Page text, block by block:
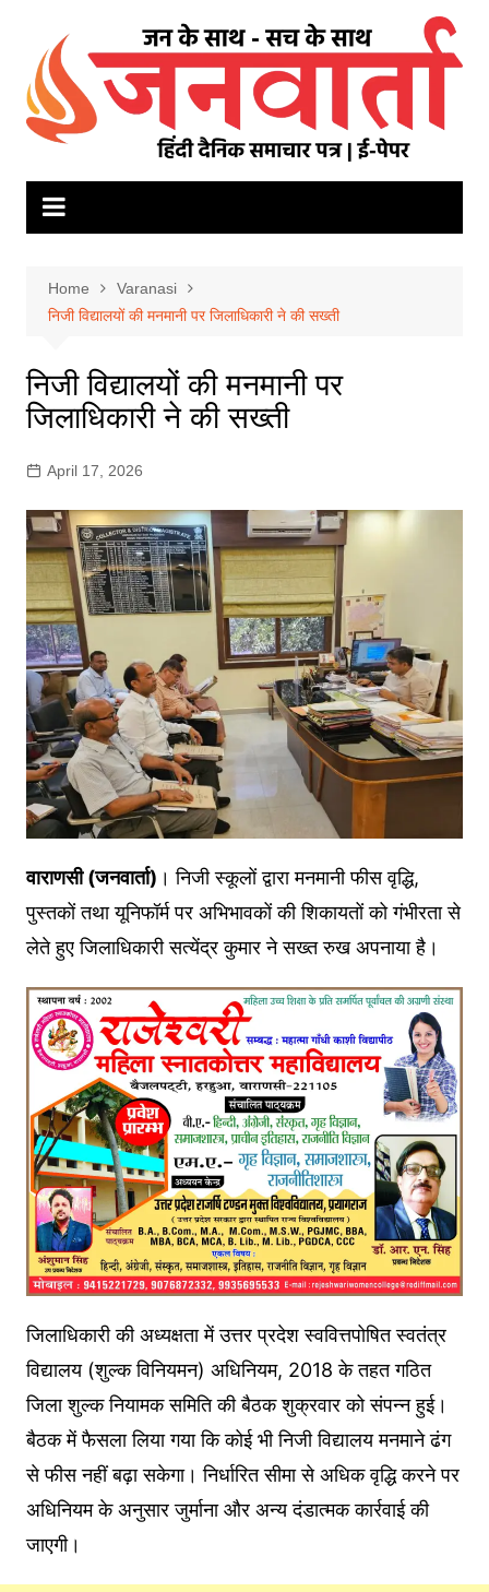
content
Home
Varanasi
निजी विद्यालयों की मनमानी पर जिलाधिकारी ने की सख्ती
निजी विद्यालयों की मनमानी पर
जिलाधिकारी ने की सख्ती
April 17, 2026
वाराणसी (जनवार्ता) । निजी स्कूलों द्वारा मनमानी फीस वृद्धि,
पुस्तकों तथा यूनिफॉर्म पर अभिभावकों की शिकायतों को गंभीरता से
लेते हुए जिलाधिकारी सत्येंद्र कुमार ने सख्त रुख अपनाया है।
जिलाधिकारी की अध्यक्षता में उत्तर प्रदेश स्ववित्तपोषित स्वतंत्र
विद्यालय (शुल्क विनियमन) अधिनियम, 2018 के तहत गठित
जिला शुल्क नियामक समिति की बैठक शुक्रवार को संपन्न हुई।
बैठक में फैसला लिया गया कि कोई भी निजी विद्यालय मनमाने ढंग
से फीस नहीं बढ़ा सकेगा। निर्धारित सीमा से अधिक वृद्धि करने पर
अधिनियम के अनुसार जुर्माना और अन्य दंडात्मक कार्रवाई की
जाएगी।